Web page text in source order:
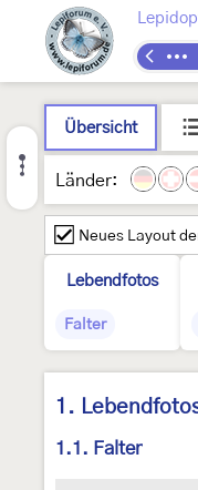
Übersicht
Länder:
Neues Layout
Lebendfotos
Falter
1.
1.1. Falter